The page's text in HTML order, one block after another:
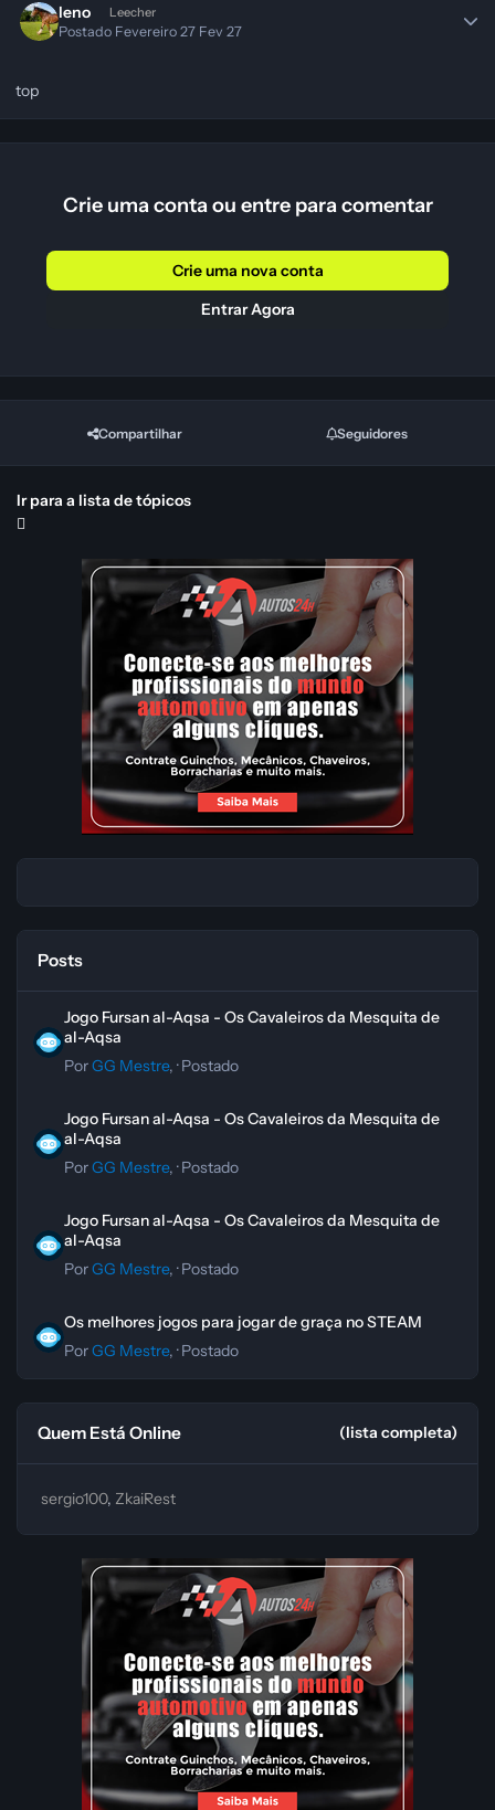
leno Leecher
Postado Fevereiro 27 Fev 27
top
Crie uma conta ou entre para comentar
Crie uma nova conta
Entrar Agora
Compartilhar Seguidores
Ir para a lista de tópicos
Posts
Jogo Fursan al-Aqsa - Os Cavaleiros da Mesquita de
al-Aqsa
PorGG Mestre, ·Postado
Jogo Fursan al-Aqsa - Os Cavaleiros da Mesquita de
al-Aqsa
PorGG Mestre, ·Postado
Jogo Fursan al-Aqsa - Os Cavaleiros da Mesquita de
al-Aqsa
PorGG Mestre, ·Postado
Os melhores jogos para jogar de graça no STEAM
PorGG Mestre, ·Postado
Quem Está Online (lista completa)
sergio100 ZkaiRest